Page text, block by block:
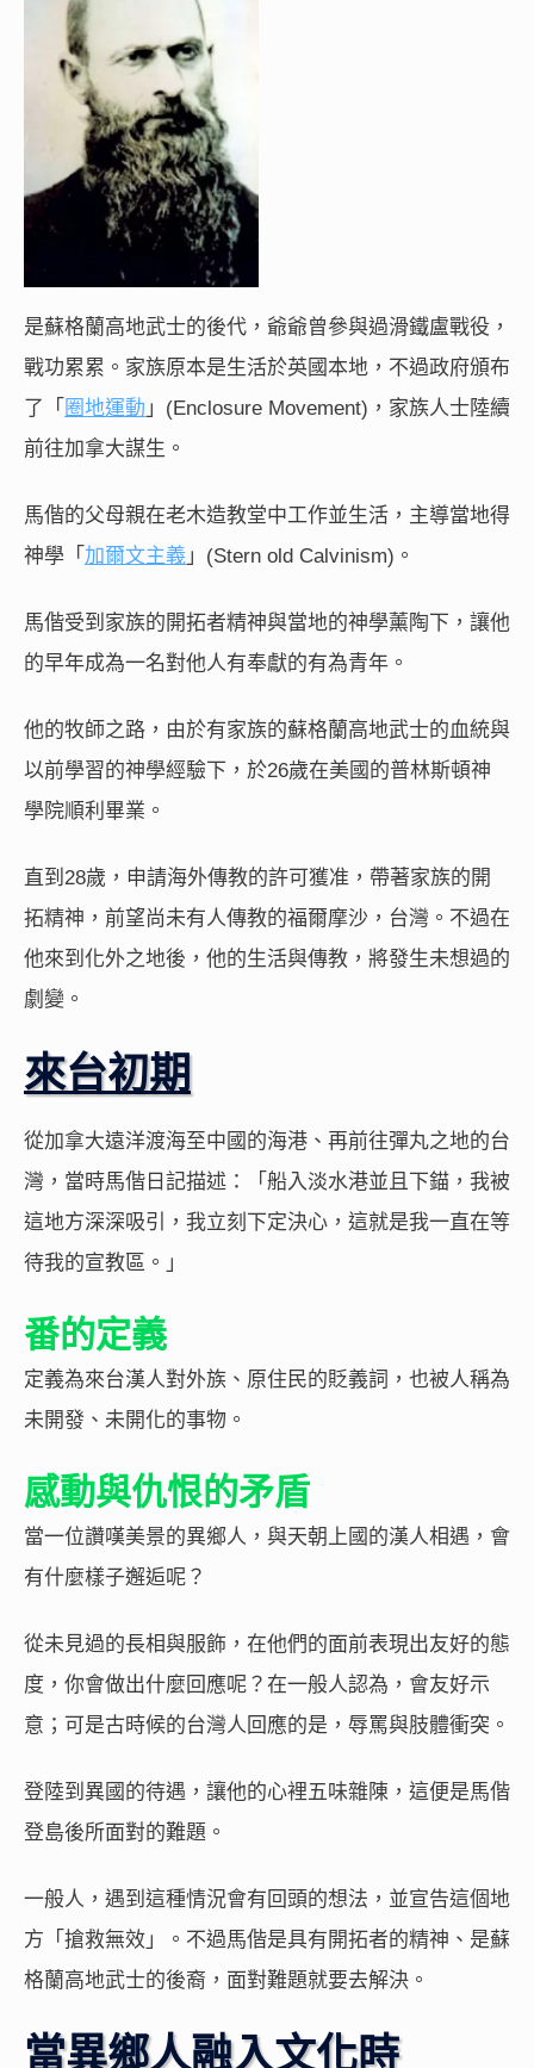
是蘇格蘭高地武士的後代，爺爺曾參與過滑鐵盧戰役，
戰功累累。家族原本是生活於英國本地，不過政府頒布
了「 圈地運動 」(Enclosure Movement)，家族人士陸續
前往加拿大謀生。
馬偕的父母親在老木造教堂中工作並生活，主導當地得
神學「 加爾文主義 」(Stern old Calvinism)。
馬偕受到家族的開拓者精神與當地的神學薰陶下，讓他
的早年成為一名對他人有奉獻的有為青年。
他的牧師之路，由於有家族的蘇格蘭高地武士的血統與
以前學習的神學經驗下，於26歲在美國的普林斯頓神
學院順利畢業。
直到28歲，申請海外傳教的許可獲准，帶著家族的開
拓精神，前望尚未有人傳教的福爾摩沙，台灣。不過在
他來到化外之地後，他的生活與傳教，將發生未想過的
劇變。
來台初期
從加拿大遠洋渡海至中國的海港、再前往彈丸之地的台
灣，當時馬偕日記描述：「船入淡水港並且下錨，我被
這地方深深吸引，我立刻下定決心，這就是我一直在等
待我的宣教區。」
番的定義
定義為來台漢人對外族、原住民的貶義詞，也被人稱為
未開發、未開化的事物。
感動與仇恨的矛盾
當一位讚嘆美景的異鄉人，與天朝上國的漢人相遇，會
有什麼樣子邂逅呢？
從未見過的長相與服飾，在他們的面前表現出友好的態
度，你會做出什麼回應呢？在一般人認為，會友好示
意；可是古時候的台灣人回應的是，辱罵與肢體衝突。
登陸到異國的待遇，讓他的心裡五味雜陳，這便是馬偕
登島後所面對的難題。
一般人，遇到這種情況會有回頭的想法，並宣告這個地
方「搶救無效」。不過馬偕是具有開拓者的精神、是蘇
格蘭高地武士的後裔，面對難題就要去解決。
當異鄉人融入文化時